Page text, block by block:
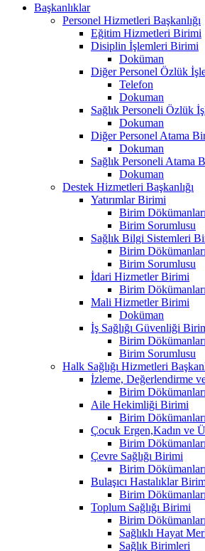
Başkanlıklar
Personel Hizmetleri Başkanlığı
Eğitim Hizmetleri Birimi
Disiplin İşlemleri Birimi
Doküman
Diğer Personel Özlük
Telefon
Dokuman
Sağlık Personeli Özlük
Dokuman
Diğer Personel Atama
Dokuman
Sağlık Personeli Atama
Dokuman
Destek Hizmetleri Başkanlığı
Yatırımlar Birimi
Birim Dökümanları
Birim Sorumlusu
Sağlık Bilgi Sistemleri
Birim Dökümanları
Birim Sorumlusu
İdari Hizmetler Birimi
Birim Dökümanları
Mali Hizmetler Birimi
Doküman
İş Sağlığı Güvenliği
Birim Dökümanları
Birim Sorumlusu
Halk Sağlığı Hizmetleri
İzleme, Değerlendirme
Birim Dökümanları
Aile Hekimliği Birimi
Birim Dökümanları
Çocuk Ergen,Kadın ve
Birim Dökümanları
Çevre Sağlığı Birimi
Birim Dökümanları
Bulaşıcı Hastalıklar
Birim Dökümanları
Toplum Sağlığı Birimi
Birim Dökümanları
Sağlıklı Hayat
Sağlık Birimleri